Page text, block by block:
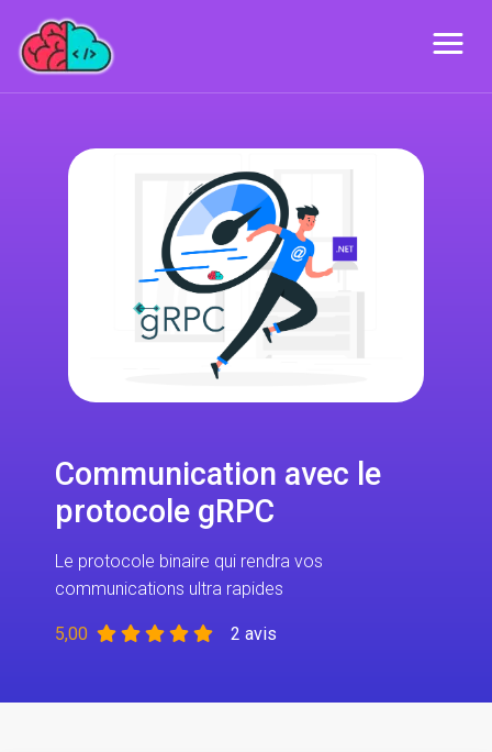
Communication avec le
protocole gRPC
Le protocole binaire qui rendra vos
communications ultra rapides
5,00 2 avis